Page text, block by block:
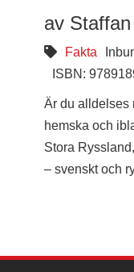
av
Fakta
ISBN:
Är du alldelses
hemska och
Stora
– svenskt och